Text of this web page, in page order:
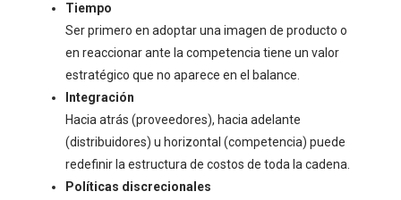
Tiempo
Ser primero en adoptar una imagen de producto o
en reaccionar ante la competencia tiene un valor
estratégico que no aparece en el balance.
Integración
Hacia atrás (proveedores), hacia adelante
(distribuidores) u horizontal (competencia) puede
redefinir la estructura de costos de toda la cadena.
Políticas discrecionales